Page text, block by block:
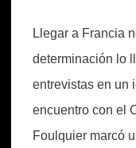
Llegar a Francia
determinación lo
entrevistas en un
encuentro con el
Foulquier marcó